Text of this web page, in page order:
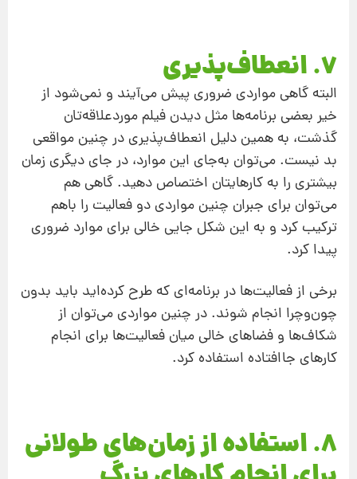
7. انعطاف‌پذیری
البته گاهی مواردی ضروری پیش می‌آیند و نمی‌شود از
خیر بعضی برنامه‌ها مثل دیدن فیلم موردعلاقه‌تان
گذشت، به همین دلیل انعطاف‌پذیری در چنین مواقعی
بد نیست. می‌توان به‌جای این موارد، در جای دیگری زمان
بیشتری را به کارهایتان اختصاص دهید. گاهی هم
می‌توان برای جبران چنین مواردی دو فعالیت را باهم
ترکیب کرد و به این شکل جایی خالی برای موارد ضروری
پیدا کرد.
برخی از فعالیت‌ها در برنامه‌ای که طرح کرده‌اید باید بدون
چون‌‌وچرا انجام شوند. در چنین مواردی می‌توان از
شکاف‌ها و فضاهای خالی میان فعالیت‌ها برای انجام
کارهای جاافتاده استفاده کرد.
8. استفاده از زمان‌های طولانی